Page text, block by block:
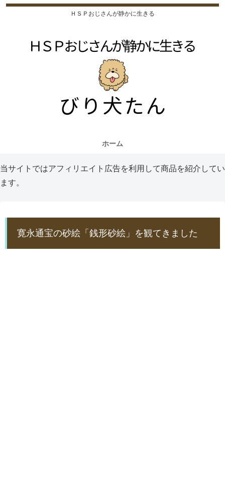
ＨＳＰおじさんが静かに生きる
ホーム
当サイトではアフィリエイト広告を利用して商品を紹介してい
ます。
寛永通宝の砂絵「銭形砂絵」を観てきました